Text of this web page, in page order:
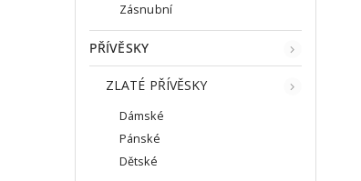
Zásnubní
PŘÍVĚSKY
ZLATÉ PŘÍVĚSKY
Dámské
Pánské
Dětské